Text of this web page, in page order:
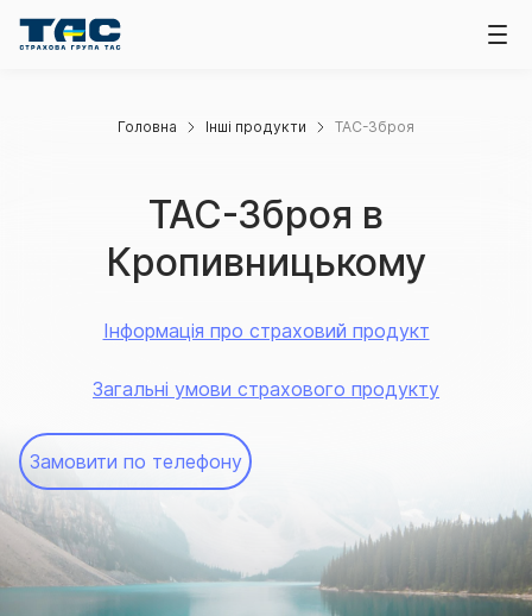
Головна Інші продукти ТАС-Зброя
ТАС-Зброя в
Кропивницькому
Інформація про страховий продукт
Загальні умови страхового продукту
Замовити по телефону